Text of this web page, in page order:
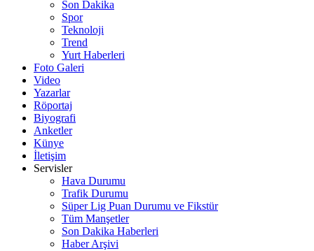
Son Dakika
Spor
Teknoloji
Trend
Yurt Haberleri
Foto Galeri
Video
Yazarlar
Röportaj
Biyografi
Anketler
Künye
İletişim
Servisler
Hava Durumu
Trafik Durumu
Süper Lig Puan Durumu ve Fikstür
Tüm Manşetler
Son Dakika Haberleri
Haber Arşivi